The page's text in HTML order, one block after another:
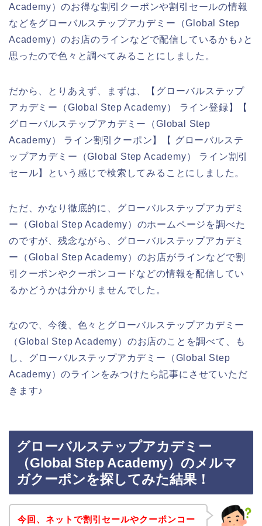
Academy）のお得な割引クーポンや割引セールの情報
などをグローバルステップアカデミー（Global Step
Academy）のお店のラインなどで配信しているかも♪と
思ったので色々と調べてみることにしました。
だから、とりあえず、まずは、【グローバルステップ
アカデミー（Global Step Academy） ライン登録】【
グローバルステップアカデミー（Global Step
Academy） ライン割引クーポン】【 グローバルステ
ップアカデミー（Global Step Academy） ライン割引
セール】という感じで検索してみることにしました。
ただ、かなり徹底的に、グローバルステップアカデミ
ー（Global Step Academy）のホームページを調べた
のですが、残念ながら、グローバルステップアカデミ
ー（Global Step Academy）のお店がラインなどで割
引クーポンやクーポンコードなどの情報を配信してい
るかどうかは分かりませんでした。
なので、今後、色々とグローバルステップアカデミー
（Global Step Academy）のお店のことを調べて、も
し、グローバルステップアカデミー（Global Step
Academy）のラインをみつけたら記事にさせていただ
きます♪
グローバルステップアカデミー
（Global Step Academy）のメルマ
ガクーポンを探してみた結果！
今回、ネットで割引セールやクーポンコー